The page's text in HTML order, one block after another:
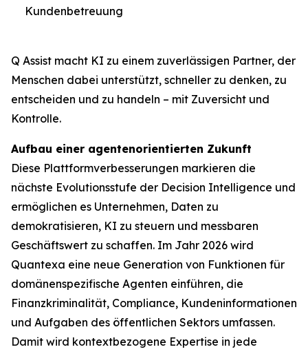
Kundenbetreuung
Q Assist macht KI zu einem zuverlässigen Partner, der
Menschen dabei unterstützt, schneller zu denken, zu
entscheiden und zu handeln – mit Zuversicht und
Kontrolle.
Aufbau einer agentenorientierten Zukunft
Diese Plattformverbesserungen markieren die
nächste Evolutionsstufe der Decision Intelligence und
ermöglichen es Unternehmen, Daten zu
demokratisieren, KI zu steuern und messbaren
Geschäftswert zu schaffen. Im Jahr 2026 wird
Quantexa eine neue Generation von Funktionen für
domänenspezifische Agenten einführen, die
Finanzkriminalität, Compliance, Kundeninformationen
und Aufgaben des öffentlichen Sektors umfassen.
Damit wird kontextbezogene Expertise in jede